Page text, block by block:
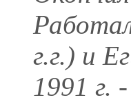
г.г.) и
1991 г.